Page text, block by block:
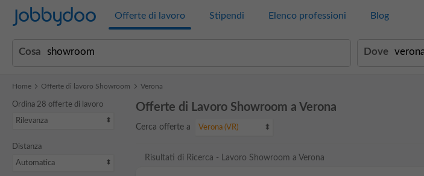
Jobbydoo Offerte di lavoro Stipendi Elenco professioni Blog
Cosa Dove
Home Offerte di lavoro Showroom Verona
Ordina 28 offerte di lavoro
Rilevanza
Distanza
Automatica
Offerte di Lavoro Showroom a Verona
Cerca offerte a Verona (VR)
Risultati di Ricerca - Lavoro Showroom a Verona